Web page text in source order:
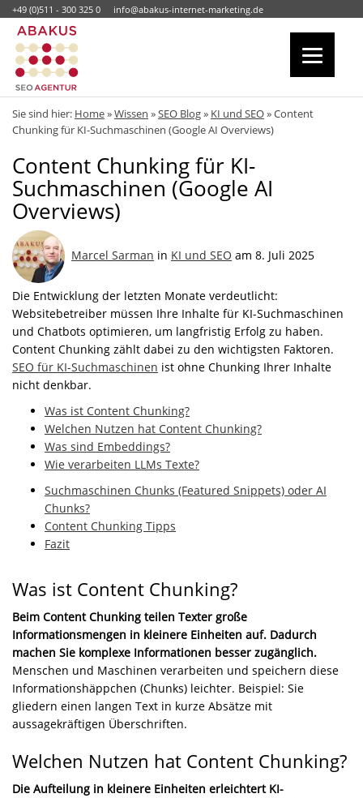
+49 (0)511 - 300 325 0 info@abakus-internet-marketing.de
Sie sind hier: Home»Wissen »SEO Blog» KI und SEO»Content
Chunking für KI-Suchmaschinen (Google AI Overviews)
Content Chunking für KI-
Suchmaschinen (Google AI
Overviews)
Marcel Sarman in KI und SEO am 8. Juli 2025
Die Entwicklung der letzten Monate verdeutlicht:
Websitebetreiber müssen Ihre Inhalte für KI-Suchmaschinen
und Chatbots optimieren, um langfristig Erfolg zu haben.
Content Chunking zählt dabei zu den wichtigsten Faktoren.
SEO für KI-Suchmaschinen ist ohne Chunking Ihrer Inhalte
nicht denkbar.
Was ist Content Chunking?
Welchen Nutzen hat Content Chunking?
Was sind Embeddings?
Wie verarbeiten LLMs Texte?
Suchmaschinen Chunks (Featured Snippets) oder AI
Chunks?
Content Chunking Tipps
Fazit
Was ist Content Chunking?
Beim Content Chunking teilen Texter große
Informationsmengen in kleinere Einheiten auf. Dadurch
machen Sie komplexe Informationen besser zugänglich.
Menschen und Maschinen verarbeiten und speichern diese
Informationshäppchen (Chunks) leichter. Beispiel: Sie
gliedern einen langen Text in kurze Absätze mit
aussagekräftigen Überschriften.
Welchen Nutzen hat Content Chunking?
Die Aufteilung in kleinere Einheiten erleichtert KI-